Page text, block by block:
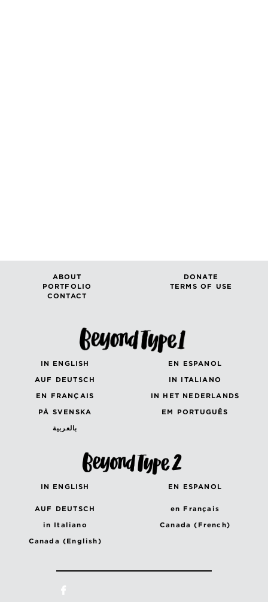
ABOUT
DONATE
PORTFOLIO
TERMS OF USE
CONTACT
IN ENGLISH
EN ESPANOL
AUF DEUTSCH
IN ITALIANO
EN FRANÇAIS
IN HET NEDERLANDS
PÅ SVENSKA
EM PORTUGUÊS
بالعربية
IN ENGLISH EN ESPANOL
AUF DEUTSCH
en Français
in Italiano
Canada (French)
Canada (English)